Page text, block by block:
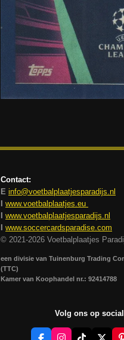
Contact:
E info@voetbalplaatjesparadijs.nl
I www.voetbalplaatjes.eu
I www.voetbalplaatjesparadijs.nl
I www.soccercardsparadise.com
© 2021-2026 Voetbalplaatjes
een divisie van Tuinenburg Trading
(TTC)
Kamer van Koophandel nr.: 92414788
Volg ons op